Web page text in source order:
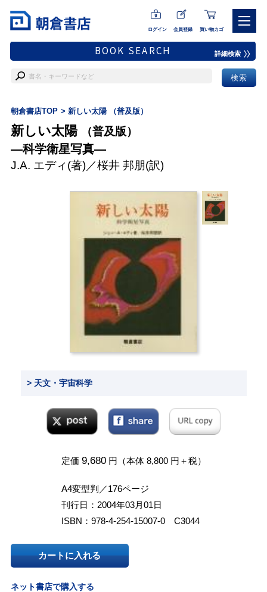
ログイン 会員登録 買い物カゴ
BOOK SEARCH 詳細検索
朝倉書店TOP 新しい太陽 （普及版）
新しい太陽 （普及版）
―科学衛星写真―
J.A. エディ(著)／桜井 邦朋(訳)
> 天文・宇宙科学
定価 9,680円（本体 8,800 円＋税）
A4変型判／176ページ
刊行日：2004年03月01日
ISBN：978-4-254-15007-0 C3044
カートに入れる
ネット書店で購入する